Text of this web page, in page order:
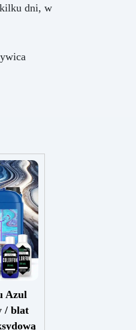
kilku dni, w
Azul
/ blat